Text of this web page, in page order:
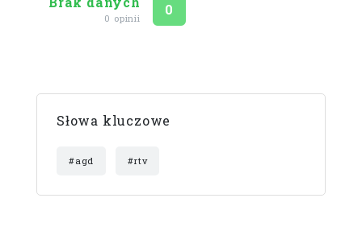
0 opinii
Ocena
0
Słowa kluczowe
#agd #rtv